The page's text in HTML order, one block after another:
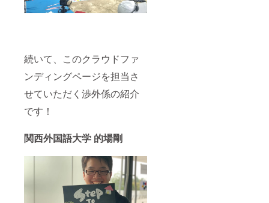
続いて、このクラウドファ
ンディングページを担当さ
せていただく渉外係の紹介
です！
関西外国語大学 的場剛